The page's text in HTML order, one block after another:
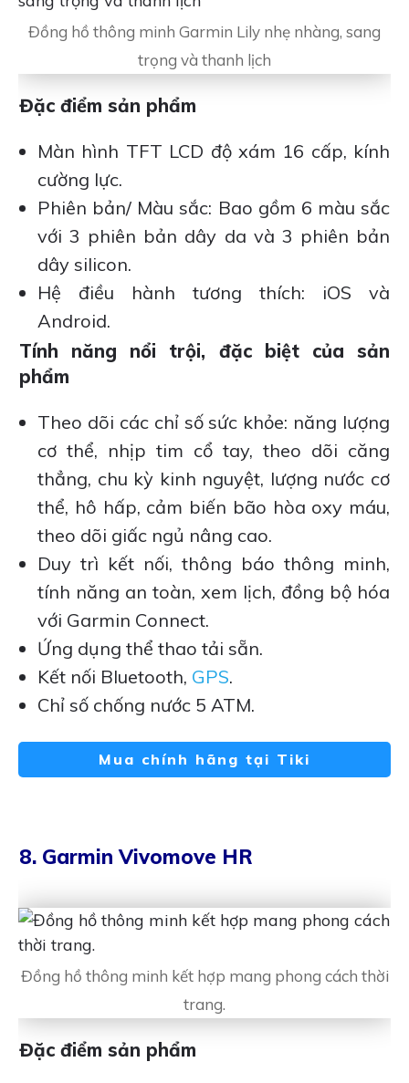
Đồng hồ thông minh Garmin Lily nhẹ nhàng, sang
trọng và thanh lịch
Đặc điểm sản phẩm
Màn hình TFT LCD độ xám 16 cấp, kính
cường lực.
Phiên bản/ Màu sắc: Bao gồm 6 màu sắc
với 3 phiên bản dây da và 3 phiên bản
dây silicon.
Hệ điều hành tương thích: iOS và
Android.
Tính năng nổi trội, đặc biệt của sản
phẩm
Theo dõi các chỉ số sức khỏe: năng lượng
cơ thể, nhịp tim cổ tay, theo dõi căng
thẳng, chu kỳ kinh nguyệt, lượng nước cơ
thể, hô hấp, cảm biến bão hòa oxy máu,
theo dõi giấc ngủ nâng cao.
Duy trì kết nối, thông báo thông minh,
tính năng an toàn, xem lịch, đồng bộ hóa
với Garmin Connect.
Ứng dụng thể thao tải sẵn.
Kết nối Bluetooth, GPS.
Chỉ số chống nước 5 ATM.
Mua chính hãng tại Tiki
8. Garmin Vivomove HR
Đồng hồ thông minh kết hợp mang phong cách thời
trang.
Đặc điểm sản phẩm